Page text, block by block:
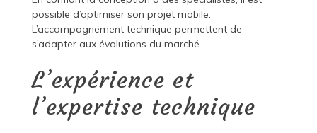
possible d’optimiser son projet mobile.
L’accompagnement technique permettent de
s’adapter aux évolutions du marché.
L’expérience et
l’expertise technique